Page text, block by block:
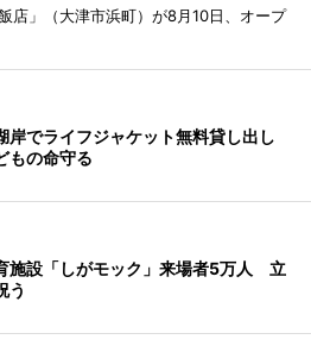
店」（大津市浜町）が8月10日、オープ
岸でライフジャケット無料貸し出し
もの命守る
施設「しがモック」来場者5万人 立
う